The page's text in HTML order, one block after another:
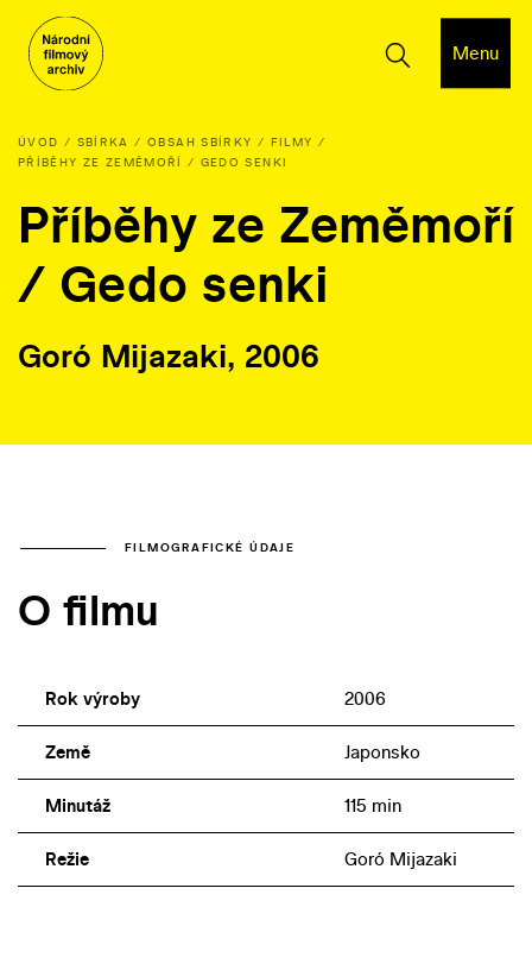
Menu
ÚVOD SBÍRKA OBSAH SBÍRKY
FILMY
PŘÍBĚHY ZE ZEMĚMOŘÍ / GEDO SENKI
Příběhy ze Zeměmoří
/ Gedo senki
Goró Mijazaki, 2006
FILMOGRAFICKÉ ÚDAJE
O filmu
Rok výroby 2006
Země Japonsko
Minutáž 115 min
Režie Goró Mijazaki